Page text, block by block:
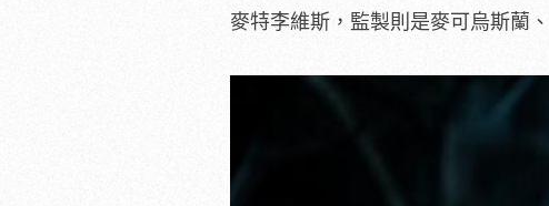
麥特李維斯，監製則是麥可烏斯蘭